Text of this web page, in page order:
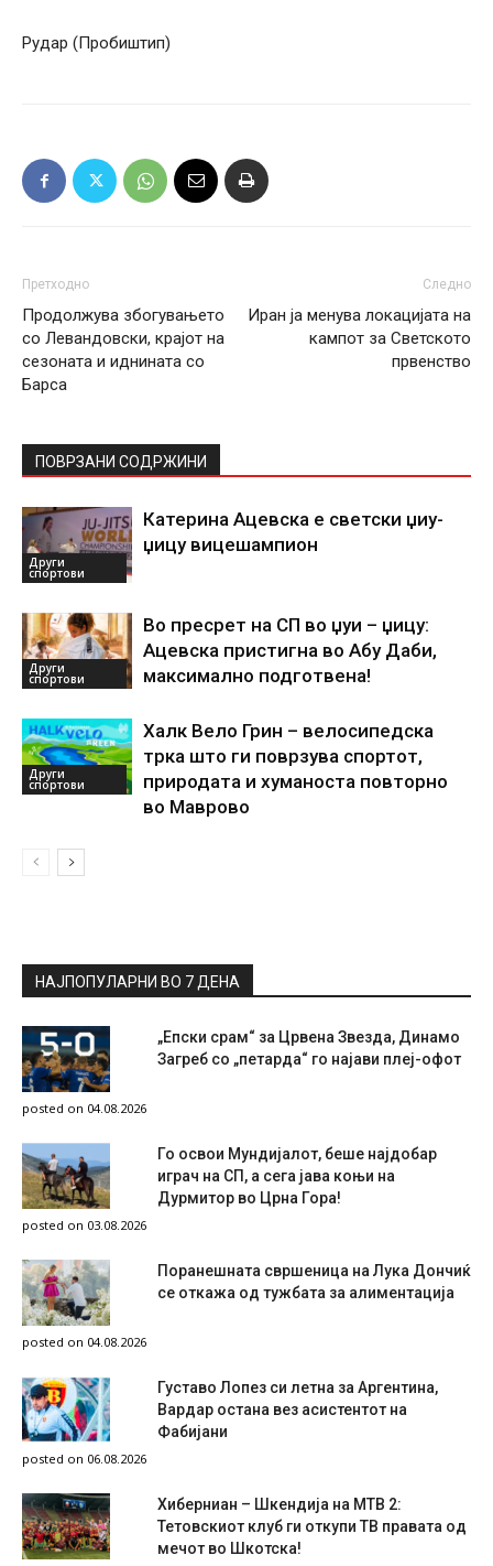
Рудар (Пробиштип)
Претходно
Продолжува збогувањето
со Левандовски, крајот на
сезоната и иднината со
Барса
Следно
Иран ја менува локацијата на
кампот за Светското
првенство
ПОВРЗАНИ СОДРЖИНИ
Други
спортови
Катерина Ацевска е светски џиу-
џицу вицешампион
Други
спортови
Во пресрет на СП во џуи – џицу:
Ацевска пристигна во Абу Даби,
максимално подготвена!
Други
спортови
Халк Вело Грин – велосипедска
трка што ги поврзува спортот,
природата и хуманоста повторно
во Маврово
НАЈПОПУЛАРНИ ВО 7 ДЕНА
„Епски срам“ за Црвена Звезда, Динамо
Загреб со „петарда“ го најави плеј-офот
posted on 04.08.2026
Го освои Мундијалот, беше најдобар
играч на СП, а сега јава коњи на
Дурмитор во Црна Гора!
posted on 03.08.2026
Поранешната свршеница на Лука Дончиќ
се откажа од тужбата за алиментација
posted on 04.08.2026
Густаво Лопез си летна за Аргентина,
Вардар остана вез асистентот на
Фабијани
posted on 06.08.2026
Хиберниан – Шкендија на МТВ 2:
Тетовскиот клуб ги откупи ТВ правата од
мечот во Шкотска!